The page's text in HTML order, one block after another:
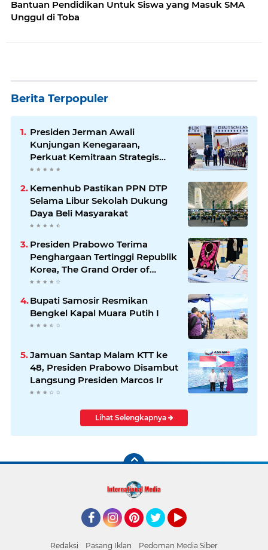
Bantuan Pendidikan Untuk Siswa yang Masuk SMA
Unggul di Toba
Berita Terpopuler
Presiden Jerman Awali
Kunjungan Kenegaraan,
Perkuat Kemitraan Strategis
Indonesia–Jerman
Kemenhub Pastikan PPN DTP
Selama Libur Sekolah Dukung
Daya Beli Masyarakat
Presiden Prabowo Terima
Penghargaan Tertinggi Republik
Korea, The Grand Order of
Mugunghwa
Bupati Samosir Resmikan
Bengkel Kapal Muara Putih I
Jamuan Santap Malam KTT ke
48, Presiden Prabowo Disambut
Langsung Presiden Marcos Ir
Lihat Selengkapnya
Redaksi Pasang Iklan Pedoman Media Siber